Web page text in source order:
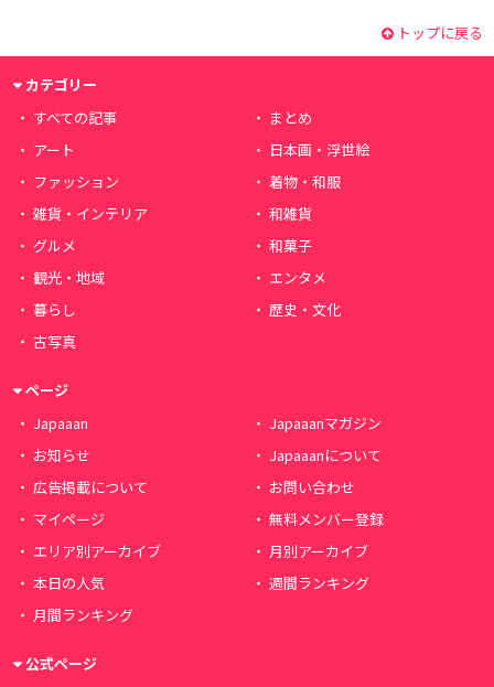
トップに戻る
カテゴリー
すべての記事
まとめ
アート
日本画・浮世絵
ファッション
着物・和服
雑貨・インテリア
和雑貨
グルメ
和菓子
観光・地域
エンタメ
暮らし
歴史・文化
古写真
ページ
Japaaan
Japaaanマガジン
お知らせ
Japaaanについて
広告掲載について
お問い合わせ
マイページ
無料メンバー登録
エリア別アーカイブ
月別アーカイブ
本日の人気
週間ランキング
月間ランキング
公式ページ